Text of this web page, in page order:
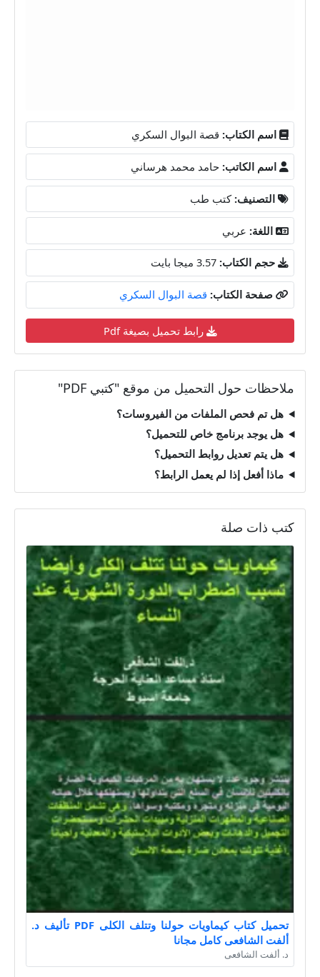
اسم الكتاب: قصة البوال السكري
اسم الكاتب: حامد محمد هرساني
التصنيف: كتب طب
اللغة: عربي
حجم الكتاب: 3.57 ميجا بايت
صفحة الكتاب: قصة البوال السكري
رابط تحميل بصيغة Pdf
ملاحظات حول التحميل من موقع "كتبي PDF"
هل تم فحص الملفات من الفيروسات؟
هل يوجد برنامج خاص للتحميل؟
هل يتم تعديل روابط التحميل؟
ماذا أفعل إذا لم يعمل الرابط؟
كتب ذات صلة
تحميل كتاب كيماويات حولنا وتتلف الكلى PDF تأليف د.
ألفت الشافعى كامل مجانا
د. ألفت الشافعى